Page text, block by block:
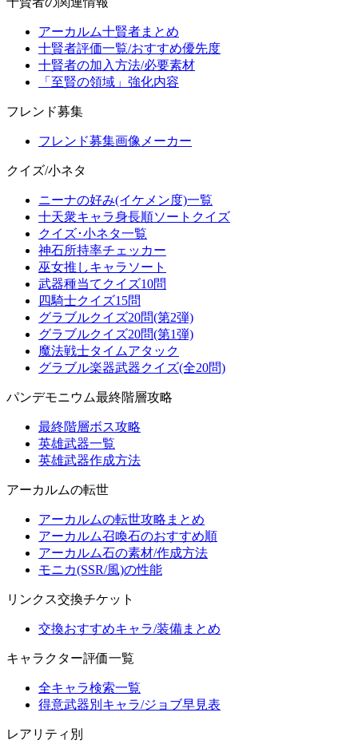
アーカルム十賢者まとめ
十賢者評価一覧/おすすめ優先度
十賢者の加入方法/必要素材
「至賢の領域」強化内容
フレンド募集
フレンド募集画像メーカー
クイズ/小ネタ
ニーナの好み(イケメン度)一覧
十天衆キャラ身長順ソートクイズ
クイズ･小ネタ一覧
神石所持率チェッカー
巫女推しキャラソート
武器種当てクイズ10問
四騎士クイズ15問
グラブルクイズ20問(第2弾)
グラブルクイズ20問(第1弾)
魔法戦士タイムアタック
グラブル楽器武器クイズ(全20問)
パンデモニウム最終階層攻略
最終階層ボス攻略
英雄武器一覧
英雄武器作成方法
アーカルムの転世
アーカルムの転世攻略まとめ
アーカルム召喚石のおすすめ順
アーカルム石の素材/作成方法
モニカ(SSR/風)の性能
リンクス交換チケット
交換おすすめキャラ/装備まとめ
キャラクター評価一覧
全キャラ検索一覧
得意武器別キャラ/ジョブ早見表
レアリティ別